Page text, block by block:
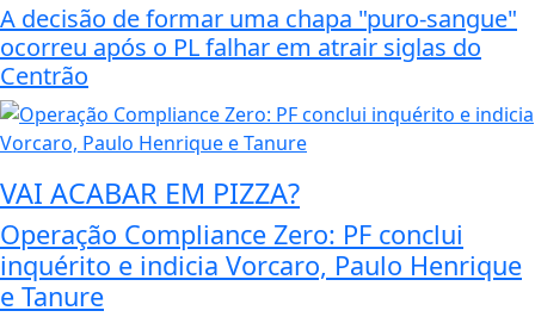
A decisão de formar uma chapa "puro-sangue"
ocorreu após o PL falhar em atrair siglas do
Centrão
VAI ACABAR EM PIZZA?
Operação Compliance Zero: PF conclui
inquérito e indicia Vorcaro, Paulo Henrique
e Tanure